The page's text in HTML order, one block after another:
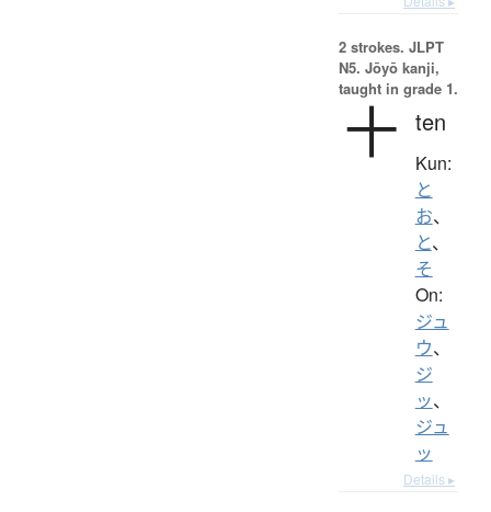
2 strokes. JLPT
N5. Jōyō kanji,
taught in grade 1.
十 ten
Kun:
と
お、
と、
そ
On:
ジュ
ウ、
ジ
ッ、
ジュ
ッ
Details ▸